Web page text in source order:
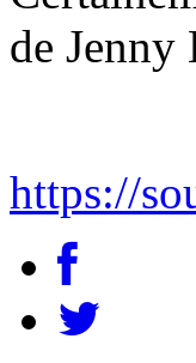
de Jenny
https://